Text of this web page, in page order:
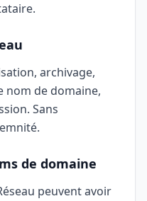
archivage,
nom de domaine,
Sans
de domaine
peuvent avoir